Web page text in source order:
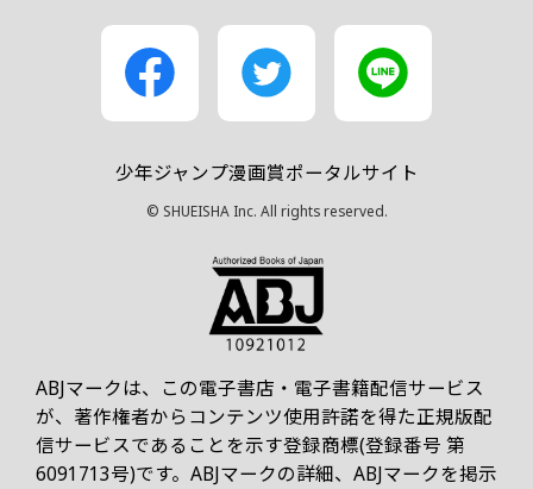
少年ジャンプ漫画賞ポータルサイト
© SHUEISHA Inc. All rights reserved.
ABJマークは、この電子書店・電子書籍配信サービス
が、著作権者からコンテンツ使用許諾を得た正規版配
信サービスであることを示す登録商標(登録番号 第
6091713号)です。ABJマークの詳細、ABJマークを掲示